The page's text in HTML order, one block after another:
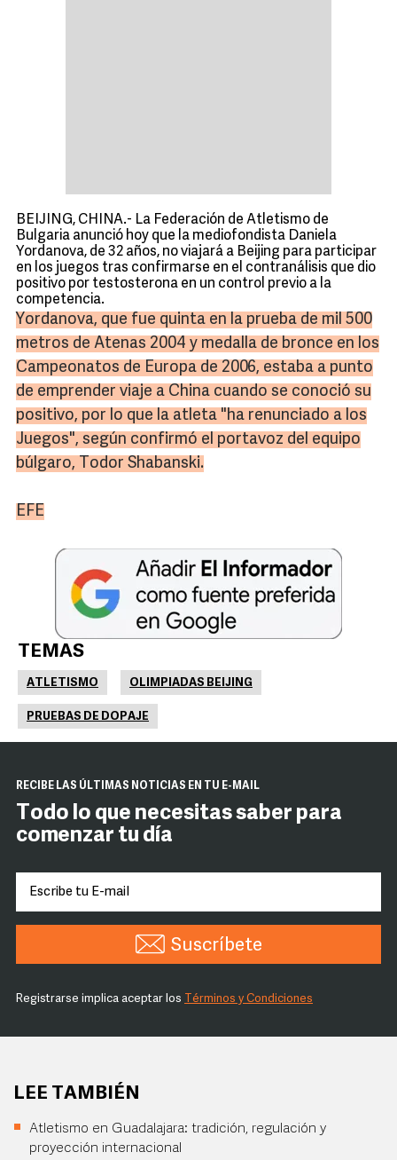
BEIJING, CHINA.- La Federación de Atletismo de
Bulgaria anunció hoy que la mediofondista Daniela
Yordanova, de 32 años, no viajará a Beijing para participar
en los juegos tras confirmarse en el contranálisis que dio
positivo por testosterona en un control previo a la
competencia.
Yordanova, que fue quinta en la prueba de mil 500
metros de Atenas 2004 y medalla de bronce en los
Campeonatos de Europa de 2006, estaba a punto
de emprender viaje a China cuando se conoció su
positivo, por lo que la atleta "ha renunciado a los
Juegos", según confirmó el portavoz del equipo
búlgaro, Todor Shabanski.
EFE
TEMAS
ATLETISMO OLIMPIADAS BEIJING
PRUEBAS DE DOPAJE
RECIBE LAS ÚLTIMAS NOTICIAS EN TU E-MAIL
Todo lo que necesitas saber para
comenzar tu día
Suscríbete
Registrarse implica aceptar los Términos y Condiciones
LEE TAMBIÉN
Atletismo en Guadalajara: tradición, regulación y
proyección internacional